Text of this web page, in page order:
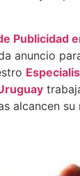
Publicidad
anuncio
alcancen